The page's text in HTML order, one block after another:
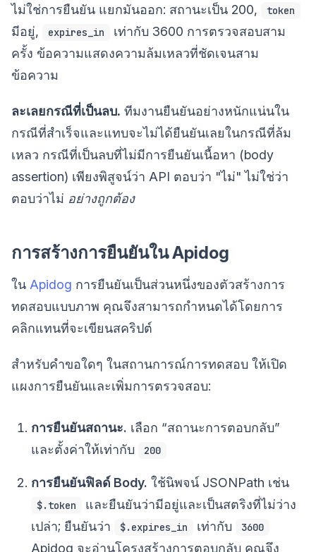
ไม่ใช่การยืนยัน แยกมันออก: สถานะเป็น 200,
token
มีอยู่, expires_in
เท่ากับ 3600 การตรวจสอบสาม
ครั้ง ข้อความแสดงความล้มเหลวที่ชัดเจนสาม
ข้อความ
ละเลยกรณีที่เป็นลบ. ทีมงานยืนยันอย่างหนักแน่นใน
กรณีที่สำเร็จและแทบจะไม่ได้ยืนยันเลยในกรณีที่ล้ม
เหลว กรณีที่เป็นลบที่ไม่มีการยืนยันเนื้อหา (body
assertion) เพียงพิสูจน์ว่า API ตอบว่า "ไม่" ไม่ใช่ว่า
ตอบว่าไม่ อย่างถูกต้อง
การสร้างการยืนยันใน Apidog
ใน Apidog การยืนยันเป็นส่วนหนึ่งของตัวสร้างการ
ทดสอบแบบภาพ คุณจึงสามารถกำหนดได้โดยการ
คลิกแทนที่จะเขียนสคริปต์
สำหรับคำขอใดๆ ในสถานการณ์การทดสอบ ให้เปิด
แผงการยืนยันและเพิ่มการตรวจสอบ:
การยืนยันสถานะ. เลือก “สถานะการตอบกลับ”
และตั้งค่าให้เท่ากับ
200
การยืนยันฟิลด์ Body. ใช้นิพจน์ JSONPath เช่น
$.token
และยืนยันว่ามีอยู่และเป็นสตริงที่ไม่ว่าง
เปล่า; ยืนยันว่า
$.expires_in เท่ากับ 3600
Apidog จะอ่านโครงสร้างการตอบกลับ คุณจึง